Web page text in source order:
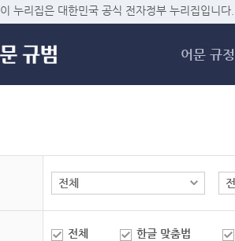
메
이 누리집은 대한민국 공식 전자정부 누리집입니다.
어문 규정
전체 한글 맞춤법